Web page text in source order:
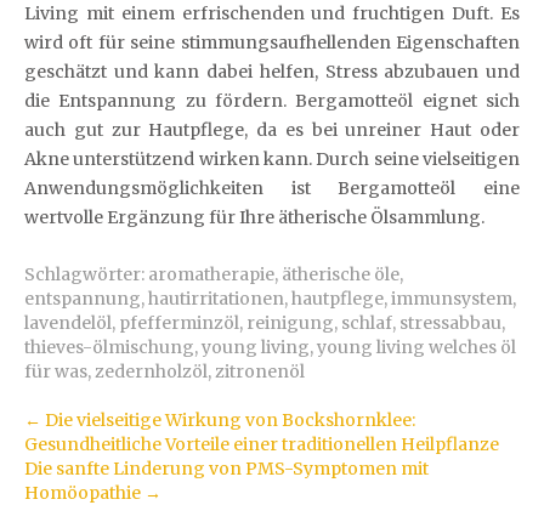
Living mit einem erfrischenden und fruchtigen Duft. Es
wird oft für seine stimmungsaufhellenden Eigenschaften
geschätzt und kann dabei helfen, Stress abzubauen und
die Entspannung zu fördern. Bergamotteöl eignet sich
auch gut zur Hautpflege, da es bei unreiner Haut oder
Akne unterstützend wirken kann. Durch seine vielseitigen
Anwendungsmöglichkeiten ist Bergamotteöl eine
wertvolle Ergänzung für Ihre ätherische Ölsammlung.
Schlagwörter: aromatherapie, ätherische öle,
entspannung,hautirritationen,hautpflege,immunsystem,
lavendelöl, pfefferminzöl, reinigung, schlaf, stressabbau,
thieves-ölmischung,young living,young living welches öl
für was, zedernholzöl, zitronenöl
Artikel-
Navigation
← Die vielseitige Wirkung von Bockshornklee:
Gesundheitliche Vorteile einer traditionellen Heilpflanze
Die sanfte Linderung von PMS-Symptomen mit
Homöopathie →